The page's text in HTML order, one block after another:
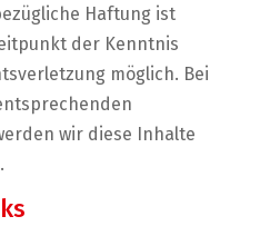
Haftung ist
der Kenntnis
möglich. Bei
wir diese Inhalte